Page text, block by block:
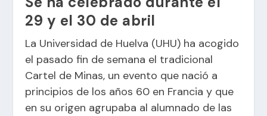
29 y el 30 de abril
La Universidad de Huelva (UHU) ha acogido
el pasado fin de semana el tradicional
Cartel de Minas, un evento que nació a
principios de los años 60 en Francia y que
en su origen agrupaba al alumnado de las